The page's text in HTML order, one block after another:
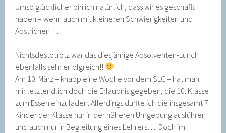
Umso glücklicher bin ich natürlich, dass wir es geschafft
haben – wenn auch mit kleineren Schwierigkeiten und
Abstrichen….
Nichtsdestotrotz war das diesjährige Absolventen-Lunch
ebenfalls sehr erfolgreich!!
Am 10. März – knapp eine Woche vor dem SLC – hat man
mir letztendlich doch die Erlaubnis gegeben, die 10. Klasse
zum Essen einzuladen. Allerdings durfte ich die insgesamt 7
Kinder der Klasse nur in der näheren Umgebung ausführen
und auch nur in Begleitung eines Lehrers…. Doch im